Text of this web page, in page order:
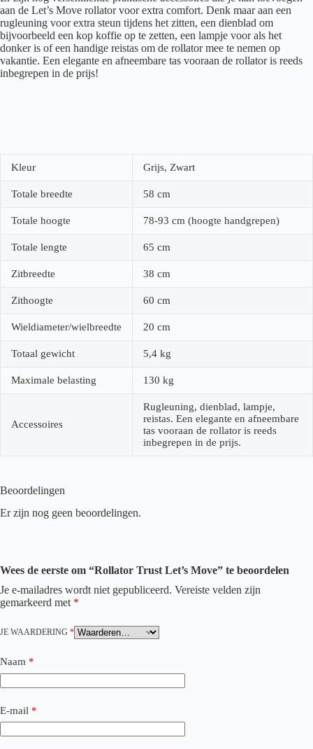
aan de Let’s Move rollator voor extra comfort. Denk maar aan een
rugleuning voor extra steun tijdens het zitten, een dienblad om
bijvoorbeeld een kop koffie op te zetten, een lampje voor als het
donker is of een handige reistas om de rollator mee te nemen op
vakantie. Een elegante en afneembare tas vooraan de rollator is reeds
inbegrepen in de prijs!
Kleur Grijs, Zwart
Totale breedte 58 cm
Totale hoogte 78-93 cm (hoogte handgrepen)
Totale lengte 65 cm
Zitbreedte 38 cm
Zithoogte 60 cm
Wieldiameter/wielbreedte 20 cm
Totaal gewicht 5,4 kg
Maximale belasting 130 kg
Accessoires
Rugleuning, dienblad, lampje,
reistas. Een elegante en afneembare
tas vooraan de rollator is reeds
inbegrepen in de prijs.
Beoordelingen
Er zijn nog geen beoordelingen.
Wees de eerste om “Rollator Trust Let’s Move” te beoordelen
Je e-mailadres wordt niet gepubliceerd. Vereiste velden zijn
gemarkeerd met *
JE WAARDERING *
Naam *
E-mail *